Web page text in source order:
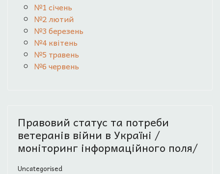
№1 січень
№2 лютий
№3 березень
№4 квітень
№5 травень
№6 червень
Правовий статус та потреби
ветеранів війни в Україні /
моніторинг інформаційного поля/
Uncategorised